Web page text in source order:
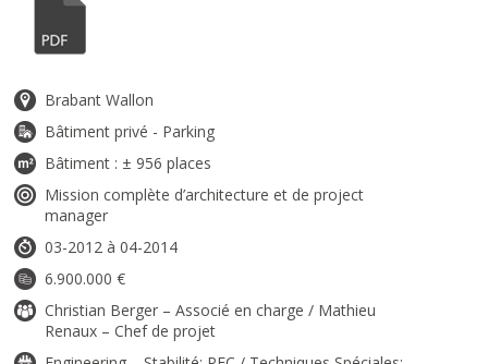
Brabant Wallon
Bâtiment privé - Parking
Bâtiment : ± 956 places
Mission complète d’architecture et de project
manager
03-2012 à 04-2014
6.900.000 €
Christian Berger – Associé en charge / Mathieu
Renaux – Chef de projet